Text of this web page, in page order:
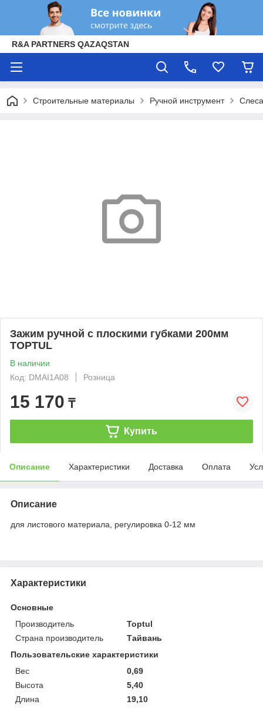
R&A PARTNERS QAZAQSTAN
Строительные материалы Ручной инструмент
Зажим ручной с плоскими губками 200мм
TOPTUL
В наличии
Код: DMAI1A08
Розница
15 170 ₸
Купить
Описание Характеристики Доставка Оплата
Описание
для листового материала, регулировка 0-12 мм
Характеристики
Основные
Производитель
Toptul
Страна производитель
Тайвань
Пользовательские характеристики
Вес
0,69
Высота
5,40
Длина
19,10